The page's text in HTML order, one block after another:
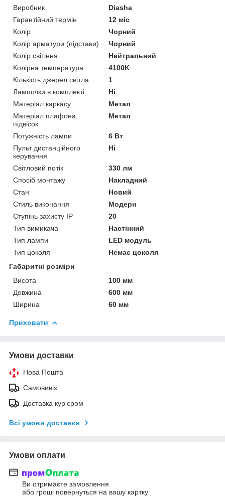
Виробник
Diasha
Гарантійний термін
12 міс
Колір
Чорний
Колір арматури (підстави)
Чорний
Колір світіння
Нейтральний
Колірна температура
4100K
Кількість джерел світла
1
Лампочки в комплекті
Ні
Матеріал каркасу
Метал
Матеріал плафона,
підвісок
Метал
Потужність лампи
6 Вт
Пульт дистанційного
керування
Ні
Світловий потік
330 лм
Спосіб монтажу
Накладний
Стан
Новий
Стиль виконання
Модерн
Ступінь захисту IP
20
Тип вимикача
Настінний
Тип лампи
LED модуль
Тип цоколя
Немає цоколя
Габаритні розміри
Висота
100 мм
Довжина
600 мм
Ширина
60 мм
Приховати
Умови доставки
Нова Пошта
Самовивіз
Доставка кур'єром
Всі умови доставки
Умови оплати
Ви отримаєте замовлення
або гроші повернуться на вашу картку